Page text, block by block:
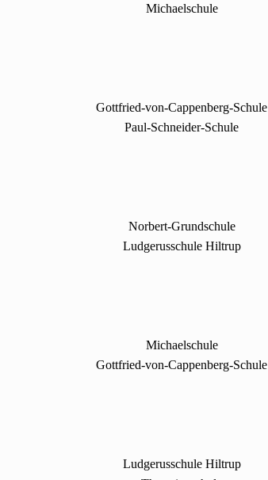
Michaelschule
Gottfried-von-Cappenberg-Schule
Paul-Schneider-Schule
Norbert-Grundschule
Ludgerusschule Hiltrup
Michaelschule
Gottfried-von-Cappenberg-Schule
Ludgerusschule Hiltrup